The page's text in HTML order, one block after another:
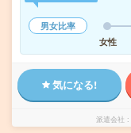
男女比率
女性
気になる!
派遣会社